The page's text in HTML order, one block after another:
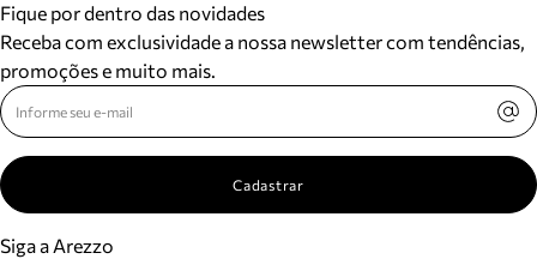
Fique por dentro das novidades
Receba com exclusividade a nossa newsletter com tendências,
promoções e muito mais.
Cadastrar
Siga a Arezzo